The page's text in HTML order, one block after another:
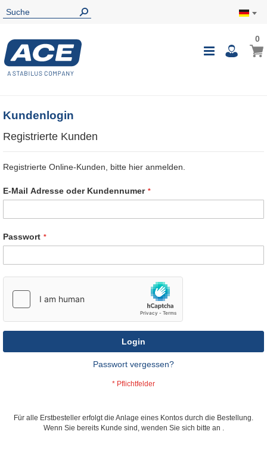
00
Kundenlogin
Registrierte Kunden
Registrierte Online-Kunden, bitte hier anmelden.
E-Mail Adresse oder Kundennumer
Passwort
Login
Passwort vergessen?
Für alle Erstbesteller erfolgt die Anlage eines Kontos durch die Bestellung.
Wenn Sie bereits Kunde sind, wenden Sie sich bitte an .